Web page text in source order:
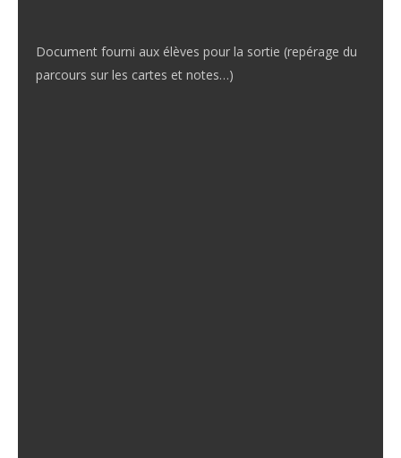
Document fourni aux élèves pour la sortie (repérage du
parcours sur les cartes et notes…)